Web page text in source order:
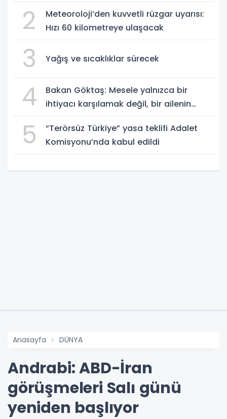
2
Meteoroloji’den kuvvetli rüzgar uyarısı:
Hızı 60 kilometreye ulaşacak
3 Yağış ve sıcaklıklar sürecek
4
Bakan Göktaş: Mesele yalnızca bir
ihtiyacı karşılamak değil, bir ailenin
5
“Terörsüz Türkiye” yasa teklifi Adalet
Komisyonu’nda kabul edildi
Anasayfa DÜNYA
Andrabi: ABD-İran
görüşmeleri Salı günü
yeniden başlıyor